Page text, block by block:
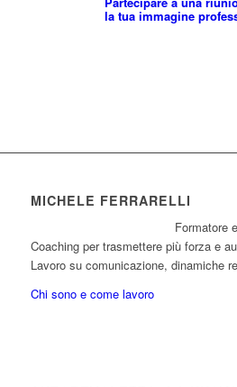
la tua immagine
MICHELE FERRARELLI
Formatore
Coaching per trasmettere più forza e
Lavoro su comunicazione, dinamiche
Chi sono e come lavoro